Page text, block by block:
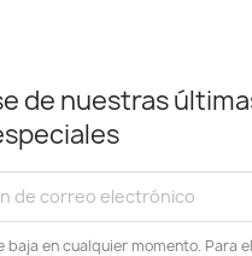
de nuestras
baja en cualquier momento. Para